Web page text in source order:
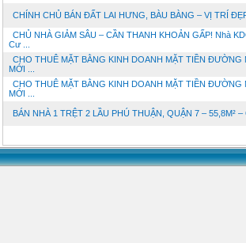
CHÍNH CHỦ BÁN ĐẤT LAI HƯNG, BÀU BÀNG – VỊ TRÍ
CHỦ NHÀ GIẢM SÂU – CẦN THANH KHOẢN GẤP! Nhà
Cư ...
CHO THUÊ MẶT BẰNG KINH DOANH MẶT TIỀN ĐƯỜNG
MỚI ...
CHO THUÊ MẶT BẰNG KINH DOANH MẶT TIỀN ĐƯỜNG
MỚI ...
BÁN NHÀ 1 TRỆT 2 LẦU PHÚ THUẬN, QUẬN 7 – 55,8M² –